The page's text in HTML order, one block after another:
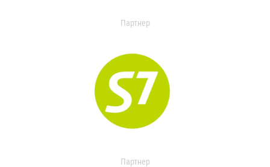
Партнер
Партнер